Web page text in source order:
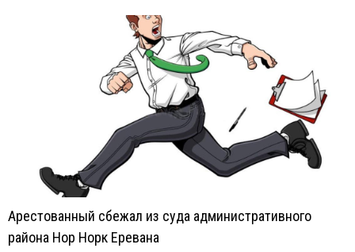
Арестованный сбежал из суда административного
района Нор Норк Еревана